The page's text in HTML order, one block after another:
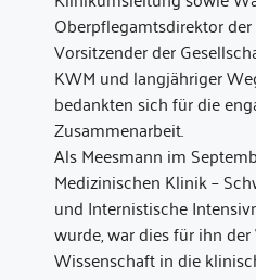
Oberpflegamtsdirektor
Vorsitzender der
KWM und langjähriger
bedankten sich für die
Zusammenarbeit.
Als Meesmann im
Medizinischen Klinik –
und Internistische
wurde, war dies für ihn
Wissenschaft in die